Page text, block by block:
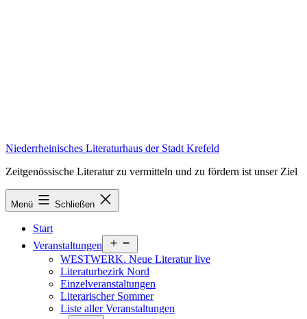
Niederrheinisches Literaturhaus der Stadt Krefeld
Zeitgenössische Literatur zu vermitteln und zu fördern ist unser Ziel
Menü Schließen
Start
Veranstaltungen
öffnen
WESTWERK. Neue Literatur live
Literaturbezirk Nord
Einzelveranstaltungen
Literarischer Sommer
Liste aller Veranstaltungen